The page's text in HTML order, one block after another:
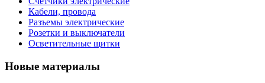
Кабели, провода
Разъемы электрические
Розетки и выключатели
Осветительные щитки
Новые материалы